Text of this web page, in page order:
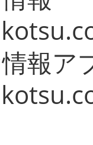
報ア